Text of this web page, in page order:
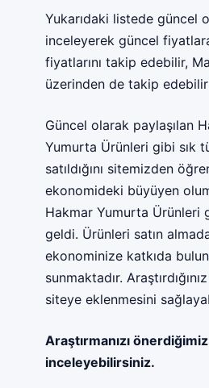
Yukarıdaki listede güncel
inceleyerek güncel
fiyatlarını takip edebilir,
üzerinden de takip
Güncel olarak paylaşılan
Yumurta Ürünleri gibi sık
satıldığını sitemizden
ekonomideki büyüyen
Hakmar Yumurta Ürünleri
geldi. Ürünleri satın
ekonominize katkıda
sunmaktadır.
siteye eklenmesini
Araştırmanızı
inceleyebilirsiniz.